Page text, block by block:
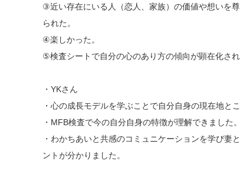
③近い存在にいる人（恋人、家族）の価値や想いを
られた。
④楽しかった。
⑤検査シートで自分の心のあり方の傾向が顕在化さ
・YKさん
・心の成長モデルを学ぶことで自分自身の現在地と
・MFB検査で今の自分自身の特徴が理解できました。
・わかちあいと共感のコミュニケーションを学び妻
ントが分かりました。